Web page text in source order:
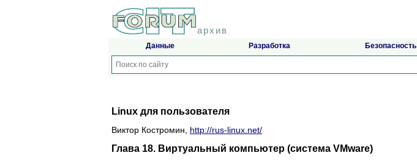
архив
Данные Разработка Безопасность
Linux для пользователя
Виктор Костромин, http://rus-linux.net/
Глава 18. Виртуальный компьютер (система VMware)